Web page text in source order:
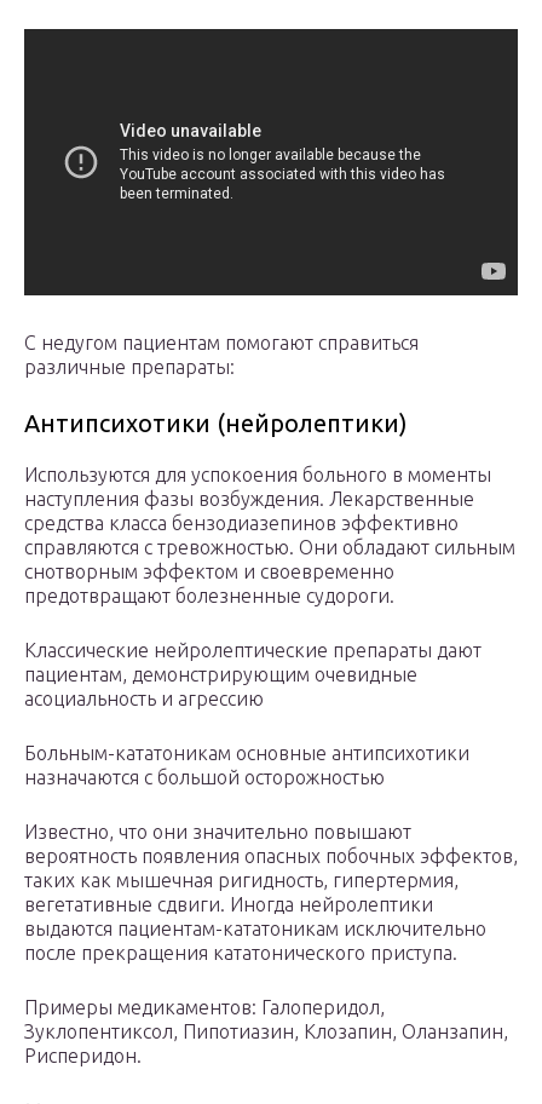
С недугом пациентам помогают справиться
различные препараты:
Антипсихотики (нейролептики)
Используются для успокоения больного в моменты
наступления фазы возбуждения. Лекарственные
средства класса бензодиазепинов эффективно
справляются с тревожностью. Они обладают сильным
снотворным эффектом и своевременно
предотвращают болезненные судороги.
Классические нейролептические препараты дают
пациентам, демонстрирующим очевидные
асоциальность и агрессию
Больным-кататоникам основные антипсихотики
назначаются с большой осторожностью
Известно, что они значительно повышают
вероятность появления опасных побочных эффектов,
таких как мышечная ригидность, гипертермия,
вегетативные сдвиги. Иногда нейролептики
выдаются пациентам-кататоникам исключительно
после прекращения кататонического приступа.
Примеры медикаментов: Галоперидол,
Зуклопентиксол, Пипотиазин, Клозапин, Оланзапин,
Рисперидон.